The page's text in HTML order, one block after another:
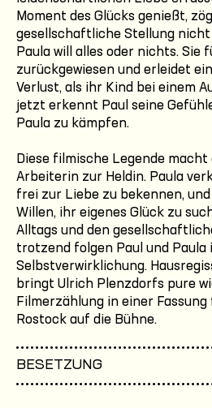
Moment des Glücks genießt,
gesellschaftliche Stellung nicht
Paula will alles oder nichts. Sie
zurückgewiesen und erleidet
Verlust, als ihr Kind bei einem
jetzt erkennt Paul seine
Paula zu kämpfen.
Diese filmische Legende
Arbeiterin zur Heldin. Paula
frei zur Liebe zu bekennen,
Willen, ihr eigenes Glück zu
Alltags und den
trotzend folgen Paul und
Selbstverwirklichung.
bringt Ulrich Plenzdorfs pure
Filmerzählung in einer
Rostock auf die Bühne.
BESETZUNG